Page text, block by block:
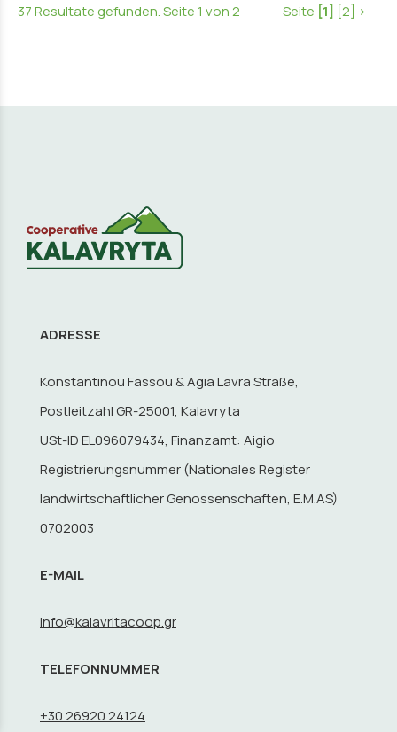
37 Resultate gefunden. Seite 1 von 2 Seite [1] [2] >
ADRESSE
Konstantinou Fassou & Agia Lavra Straße,
Postleitzahl GR-25001, Kalavryta
USt-ID EL096079434, Finanzamt: Aigio
Registrierungsnummer (Nationales Register
landwirtschaftlicher Genossenschaften, E.M.AS)
0702003
E-MAIL
info@kalavritacoop.gr
TELEFONNUMMER
+30 26920 24124